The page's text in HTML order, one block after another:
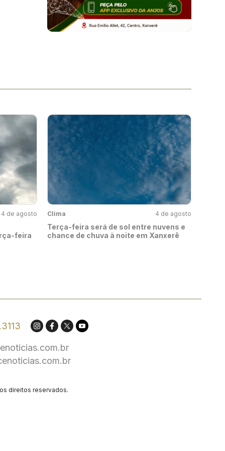
4 de agosto
feira
Clima 4 de agosto
Terça-feira será de sol entre nuvens e
chance de chuva à noite em Xanxerê
direitos reservados.